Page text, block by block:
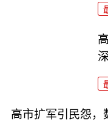
高市扩军引民怨，